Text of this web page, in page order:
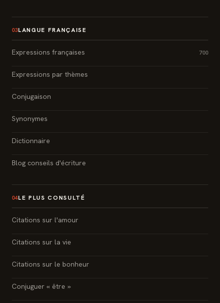
03LANGUE FRANÇAISE
Expressions françaises 700
Expressions par thèmes
Conjugaison
Synonymes
Dictionnaire
Blog conseils d'écriture
04LE PLUS CONSULTÉ
Citations sur l'amour
Citations sur la vie
Citations sur le bonheur
Conjuguer « être »